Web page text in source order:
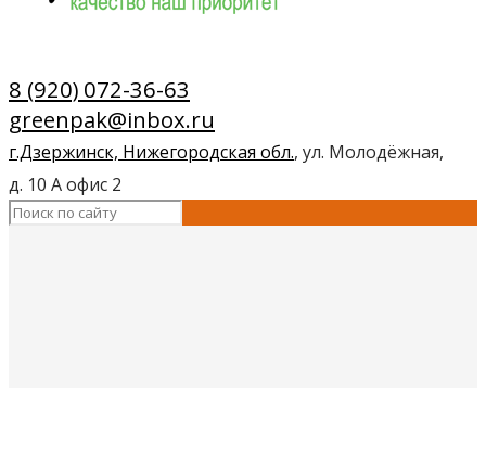
8 (920) 072-36-63
greenpak@inbox.ru
г.Дзержинск, Нижегородская обл., ул. Молодёжная,
д. 10 А офис 2